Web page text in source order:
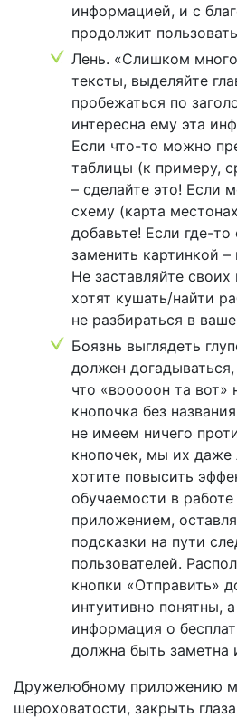
информацией, и с
продолжит
Лень. «Слишком
тексты, выделяйте
пробежаться по
интересна ему эта
Если что-то можно
таблицы (к примеру,
– сделайте это! Если
схему (карта
добавьте! Если где-
заменить картинкой
Не заставляйте
хотят кушать/найти
не разбираться в
Боязнь выглядеть
должен
что «вооооон та вот»
кнопочка без
не имеем ничего
кнопочек, мы их
хотите повысить
обучаемости в
приложением,
подсказки на пути
пользователей.
кнопки «Отправить»
интуитивно понятны,
информация о
должна быть заметна
Дружелюбному приложению
шероховатости, закрыть